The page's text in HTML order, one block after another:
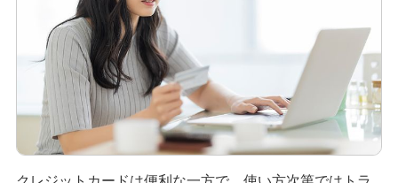
みずほ銀行について